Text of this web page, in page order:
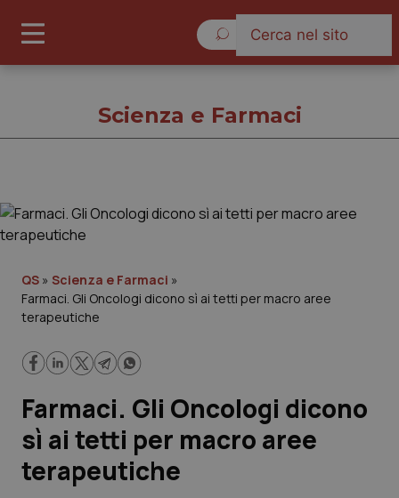
Governo e Parlamento
Regioni e Asl
Lavoro e Professioni
Scienza e Farmaci
Studi e Analisi
Scienza e Farmaci
QS » Scienza e Farmaci »
Farmaci. Gli Oncologi dicono sì ai tetti per macro aree
terapeutiche
Farmaci. Gli Oncologi dicono
sì ai tetti per macro aree
terapeutiche